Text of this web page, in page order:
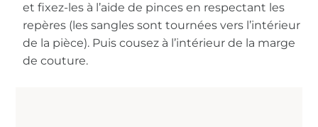
et fixez-les à l’aide de pinces en respectant les
repères (les sangles sont tournées vers l’intérieur
de la pièce). Puis cousez à l’intérieur de la marge
de couture.